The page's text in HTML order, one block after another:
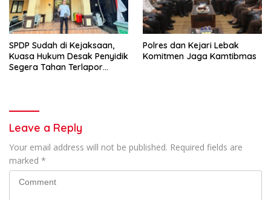
SPDP Sudah di Kejaksaan,
Kuasa Hukum Desak Penyidik
Segera Tahan Terlapor
Polres dan Kejari Lebak
Komitmen Jaga Kamtibmas
Leave a Reply
Your email address will not be published. Required fields are
marked *